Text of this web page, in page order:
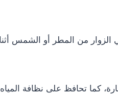
من المطر أو الشمس
كما تحافظ على نظافة المياه